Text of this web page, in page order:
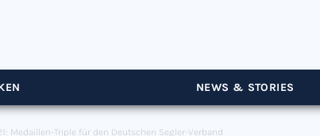
NEWS & STORIES
Medaillen-Triple für den Deutschen Segler-Verband